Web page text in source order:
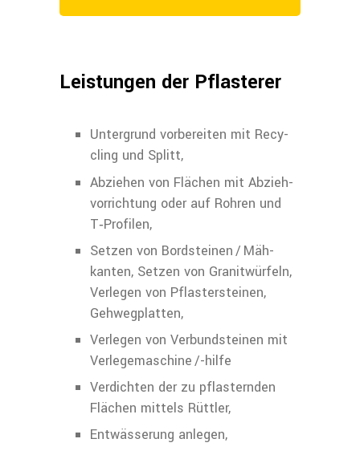
Leistungen der Pflasterer​
Untergrund vorbereiten mit Recy­
cling und Splitt,
Abziehen von Flächen mit Abzieh­
vorrichtung oder auf Rohren und
T‑Profilen,
Setzen von Bordsteinen / Mäh­
kanten, Setzen von Granitwürfeln,
Verlegen von Pflastersteinen,
Gehwegplatten,
Verlegen von Verbundsteinen mit
Verlegemaschine /-hilfe
Verdichten der zu pflasternden
Flächen mittels Rüttler,
Entwässerung anlegen,